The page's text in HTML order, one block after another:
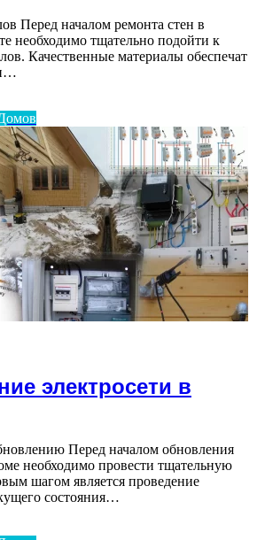
Перед началом ремонта стен в
необходимо тщательно подойти к
Качественные материалы обеспечат
электросети в
Перед началом обновления
необходимо провести тщательную
шагом является проведение
состояния…